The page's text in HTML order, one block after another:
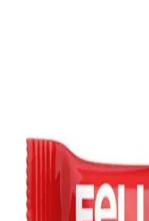
çeşitlilik sunar.
Ekonomik ve
Tariflerle 1 Dolarlık